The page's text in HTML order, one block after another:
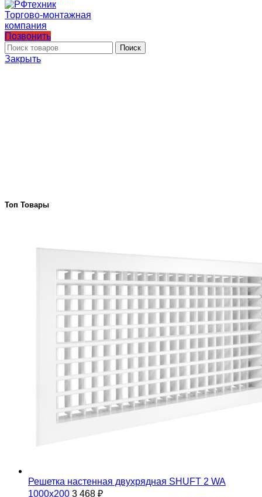
Позвонить
Поиск
Закрыть
Топ Товары
Решетка настенная двухрядная SHUFT 2 WA
1000x200 3 468 ₽